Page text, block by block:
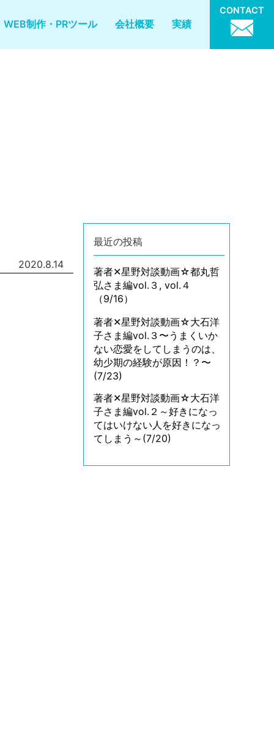
WEB制作・PRツール 会社概要 実績
CONTACT
2020.8.14
最近の投稿
著者✕星野対談動画☆都丸哲
弘さま編vol.３, vol.４
（9/16）
著者✕星野対談動画☆大石洋
子さま編vol.３〜うまくいか
ない恋愛をしてしまうのは、
幼少期の経験が原因！？〜
(7/23)
著者✕星野対談動画☆大石洋
子さま編vol.２～好きになっ
てはいけない人を好きになっ
てしまう～(7/20)